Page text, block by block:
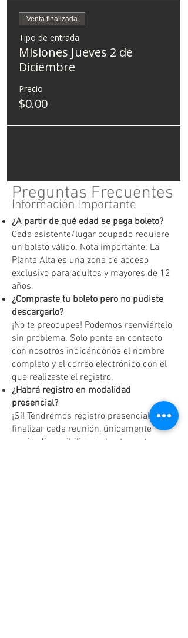
Venta finalizada
Tipo de entrada
Misiones Jueves 2 de
Diciembre
Precio
$0.00
Preguntas Frecuentes
Información Importante
¿A partir de qué edad se paga boleto?
Cada asistente/lugar ocupado requiere
un boleto válido. Nota importante: La
Planta Alta es una zona de acceso
exclusivo para adultos y mayores de 12
años.
¿Compraste tu boleto pero no pudiste
descargarlo?
¡No te preocupes! Podemos reenviártelo
sin problema. Solo ponte en contacto
con nosotros indicándonos el nombre
completo y el correo electrónico con el
que realizaste el registro.
¿Habrá registro en modalidad
presencial?
¡Sí! Tendremos registro presencial al
finalizar cada reunión, únicamente
según disponibilidad y hasta agotar